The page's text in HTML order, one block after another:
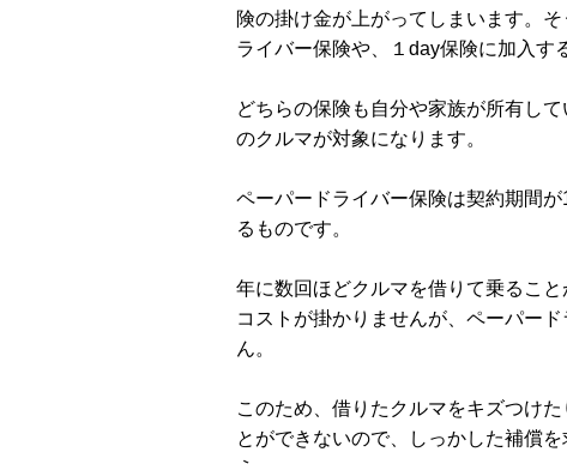
険の掛け金が上がってしまいます。
ライバー保険や、１day保険に加入す
どちらの保険も自分や家族が所有し
のクルマが対象になります。
ペーパードライバー保険は契約期間
るものです。
年に数回ほどクルマを借りて乗るこ
コストが掛かりませんが、ペーパー
ん。
このため、借りたクルマをキズつけ
とができないので、しっかした補償